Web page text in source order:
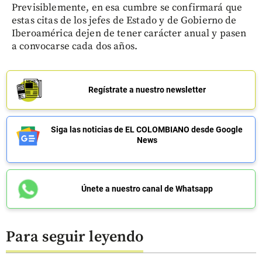
Previsiblemente, en esa cumbre se confirmará que
estas citas de los jefes de Estado y de Gobierno de
Iberoamérica dejen de tener carácter anual y pasen
a convocarse cada dos años.
Regístrate a nuestro newsletter
Siga las noticias de EL COLOMBIANO desde Google
News
Únete a nuestro canal de Whatsapp
Para seguir leyendo